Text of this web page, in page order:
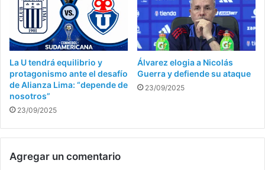
La U tendrá equilibrio y
protagonismo ante el desafío
de Alianza Lima: “depende de
nosotros”
23/09/2025
Álvarez elogia a Nicolás
Guerra y defiende su ataque
23/09/2025
Agregar un comentario